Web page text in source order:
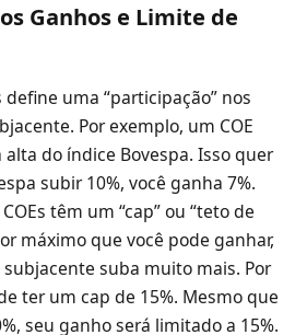
Ganhos e Limite de
define uma “participação” nos
Por exemplo, um COE
alta do índice Bovespa. Isso quer
subir 10%, você ganha 7%.
têm um “cap” ou “teto de
máximo que você pode ganhar,
suba muito mais. Por
ter um cap de 15%. Mesmo que
seu ganho será limitado a 15%.